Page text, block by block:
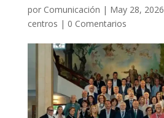
por Comunicación | May 28, 2026
centros | 0 Comentarios